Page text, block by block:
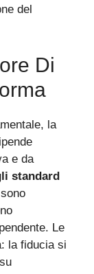
del
Di
la
e da
standard
sono
Le
la fiducia si